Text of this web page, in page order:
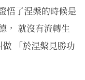
悟了涅槃的時候是
， 就沒有流轉生
「於涅槃見勝功